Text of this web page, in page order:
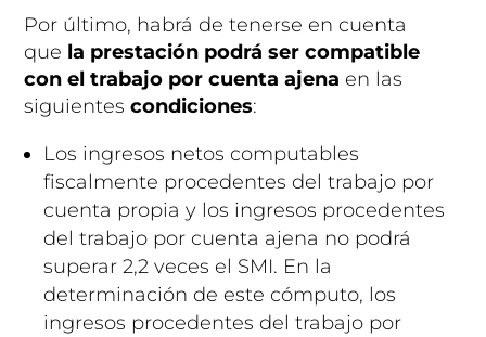
Por último, habrá de tenerse en cuenta
que la prestación podrá ser compatible
con el trabajo por cuenta ajena en las
siguientescondiciones:
Los ingresos netos computables
fiscalmente procedentes del trabajo por
cuenta propia y los ingresos procedentes
del trabajo por cuenta ajena no podrá
superar 2,2 veces el SMI. En la
determinación de este cómputo, los
ingresos procedentes del trabajo por